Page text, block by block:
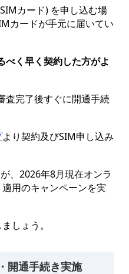
カード) を申し込む場
カードが手元に届いてい
べく早く契約した方がよ
査完了後すぐに開通手続
より契約及びSIM申し込み
、2026年8月現在オンラ
用のキャンペーンを実
しょう。
開通手続き実施